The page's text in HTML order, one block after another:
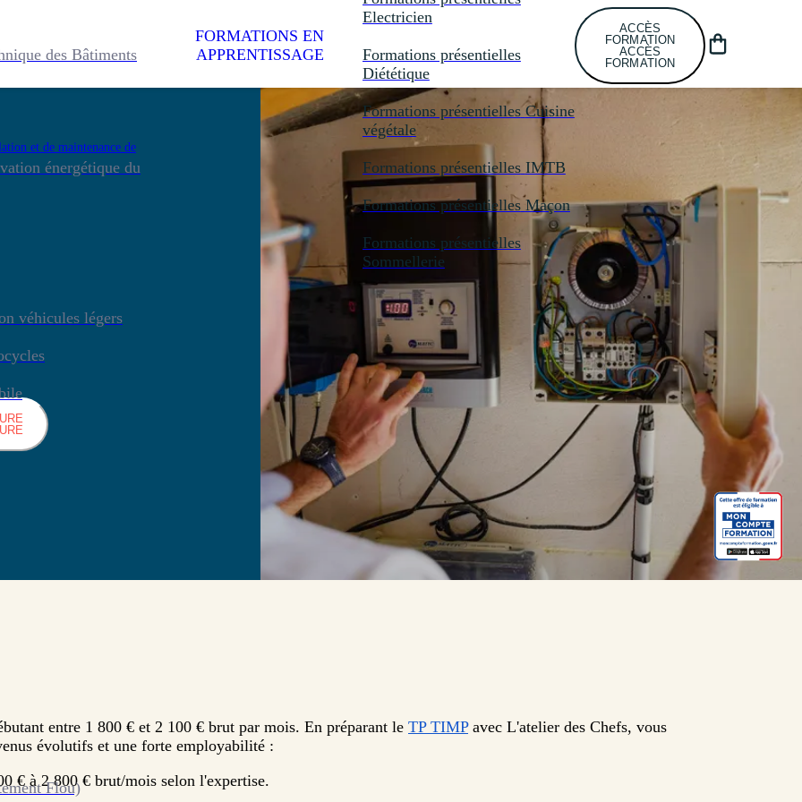
des Bâtiments
énergétique du
véhicules légers
Flou)
FORMATIONS EN
APPRENTISSAGE
Electricien
Formations présentielles
Diététique
Formations présentielles Cuisine
végétale
Formations présentielles IMTB
Formations présentielles Maçon
Formations présentielles
Sommellerie
ACCÈS
FORMATION
ACCÈS
FORMATION
et de maintenance de
entre 1 800 € et 2 100 € brut par mois. En préparant le TP TIMPavec L'atelier des Chefs, vous
évolutifs et une forte employabilité :
€ à 2 800 € brut/mois selon l'expertise.